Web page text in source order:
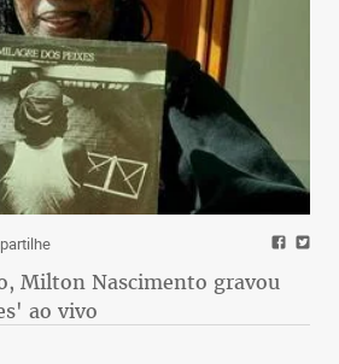
Milton Nascimento gravou
ao vivo